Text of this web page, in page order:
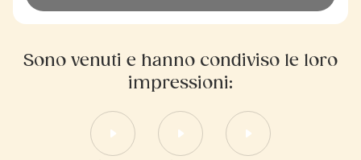
Sono venuti e hanno condiviso le loro
impressioni: